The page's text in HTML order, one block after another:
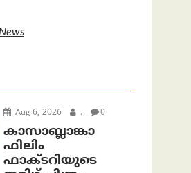
Aug 6, 2026 . 0
കാസാബ്ലാങ്കാ
ഫിലിം
ഫാക്ടറിയുടെ